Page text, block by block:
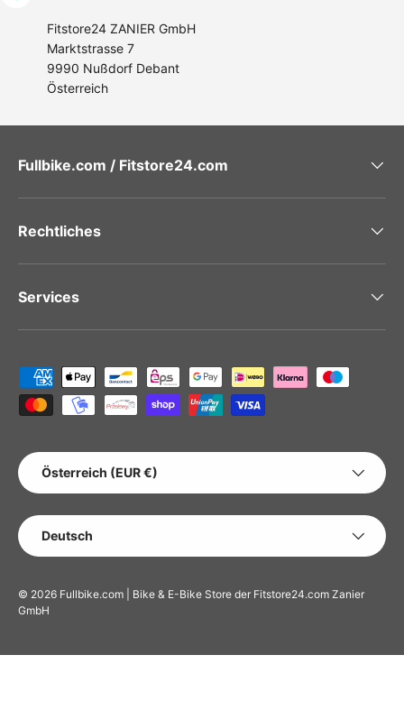
Fitstore24 ZANIER GmbH
Marktstrasse 7
9990 Nußdorf Debant
Österreich
Fullbike.com / Fitstore24.com
Rechtliches
Services
Zahlungsmethoden
LAND/REGION
Österreich (EUR €)
SPRACHE
Deutsch
© 2026 Fullbike.com | Bike & E-Bike Store der Fitstore24.com Zanier
GmbH